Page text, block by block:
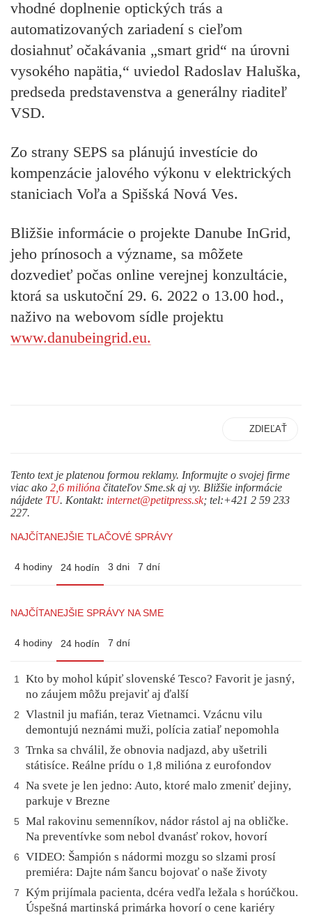
vhodné doplnenie optických trás a
automatizovaných zariadení s cieľom
dosiahnuť očakávania „smart grid“ na úrovni
vysokého napätia,“ uviedol Radoslav Haluška,
predseda predstavenstva a generálny riaditeľ
VSD.
Zo strany SEPS sa plánujú investície do
kompenzácie jalového výkonu v elektrických
staniciach Voľa a Spišská Nová Ves.
Bližšie informácie o projekte Danube InGrid,
jeho prínosoch a význame, sa môžete
dozvedieť počas online verejnej konzultácie,
ktorá sa uskutoční 29. 6. 2022 o 13.00 hod.,
naživo na webovom sídle projektu
www.danubeingrid.eu.
ZDIEĽAŤ
Tento text je platenou formou reklamy. Informujte o svojej firme
viac ako 2,6 milióna čitateľov Sme.sk aj vy. Bližšie informácie
nájdete TU. Kontakt: internet@petitpress.sk; tel:+421 2 59 233
227.
NAJČÍTANEJŠIE TLAČOVÉ SPRÁVY
4 hodiny 24 hodín 3 dni 7 dní
NAJČÍTANEJŠIE SPRÁVY NA SME
4 hodiny 24 hodín 7 dní
1
Kto by mohol kúpiť slovenské Tesco? Favorit je jasný,
no záujem môžu prejaviť aj ďalší
2
Vlastnil ju mafián, teraz Vietnamci. Vzácnu vilu
demontujú neznámi muži, polícia zatiaľ nepomohla
3
Trnka sa chválil, že obnovia nadjazd, aby ušetrili
státisíce. Reálne prídu o 1,8 milióna z eurofondov
4 Na svete je len jedno: Auto, ktoré malo zmeniť dejiny,
parkuje v Brezne
5
Mal rakovinu semenníkov, nádor rástol aj na obličke.
Na preventívke som nebol dvanásť rokov, hovorí
6
VIDEO: Šampión s nádormi mozgu so slzami prosí
premiéra: Dajte nám šancu bojovať o naše životy
7
Kým prijímala pacienta, dcéra vedľa ležala s horúčkou.
Úspešná martinská primárka hovorí o cene kariéry